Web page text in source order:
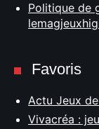
Politique de
Favoris
Actu Jeux
Vivacréa :